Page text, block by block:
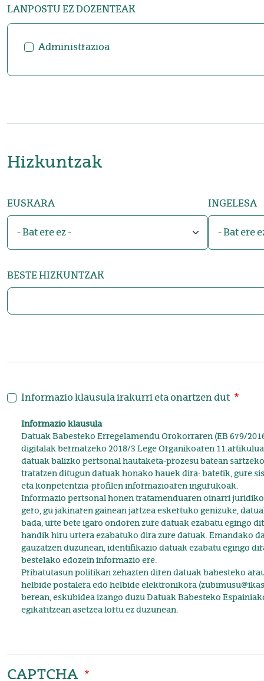
LANPOSTU EZ DOZENTEAK
Administrazioa
Hizkuntzak
EUSKARA INGELESA
BESTE HIZKUNTZAK
Informazio klausula irakurri eta onartzen dut
Informazio klausula
Datuak Babesteko Erregelamendu Orokorraren (EB 679/
digitalak bermatzeko 2018/3 Lege Organikoaren
datuak balizko pertsonal hautaketa-prozesu batean
tratatzen ditugun datuak honako hauek dira: batetik, gure
eta konpetentzia-profilen informazioaren ingurukoak.
Informazio pertsonal honen tratamenduaren oinarri
gero, gu jakinaren gainean jartzea eskertuko genizuke,
bada, urte bete igaro ondoren zure datuak ezabatu egingo
handik hiru urtera ezabatuko dira zure datuak. Emandako
gauzatzen duzunean, identifikazio datuak ezabatu egingo
bestelako edozein informazio ere.
Pribatutasun politikan zehazten diren datuak babesteko
helbide postalera edo helbide elektronikora
berean, eskubidea izango duzu Datuak Babesteko
egikaritzean asetzea lortu ez duzunean.
CAPTCHA